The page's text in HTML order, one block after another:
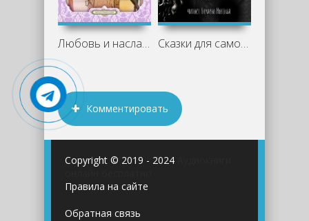
Любовь и наслаждение. В кафе Квадри - Сказки для самого себя - Анри де Ренье
Комментировать
Copyright © 2019 - 2024
Правила на сайте
Обратная связь